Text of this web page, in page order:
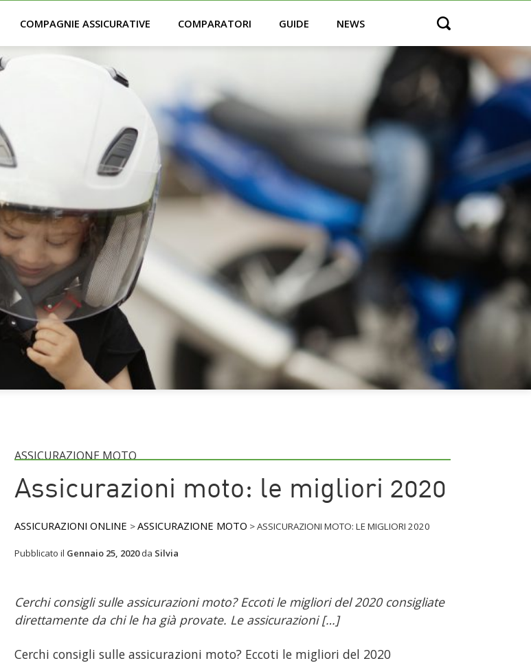
COMPAGNIE ASSICURATIVE COMPARATORI GUIDE NEWS Open search
ASSICURAZIONE MOTO
Assicurazioni moto: le migliori 2020
ASSICURAZIONI ONLINE >ASSICURAZIONE MOTO >ASSICURAZIONI MOTO: LE MIGLIORI 2020
Pubblicato il Gennaio 25, 2020da Silvia
Cerchi consigli sulle assicurazioni moto? Eccoti le migliori del 2020 consigliate
direttamente da chi le ha già provate. Le assicurazioni […]
Cerchi consigli sulle assicurazioni moto? Eccoti le migliori del 2020